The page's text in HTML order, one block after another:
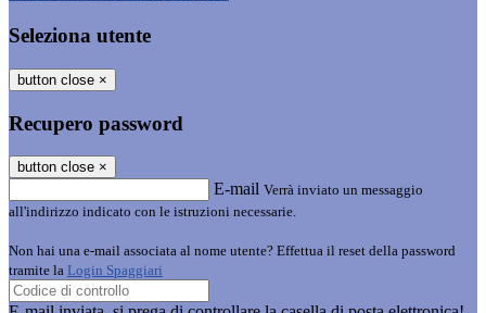
Seleziona utente
button close ×
Recupero password
button close ×
E-mail Verrà inviato un messaggio
all'indirizzo indicato con le istruzioni necessarie.
Non hai una e-mail associata al nome utente? Effettua il reset della password
tramite la Login Spaggiari